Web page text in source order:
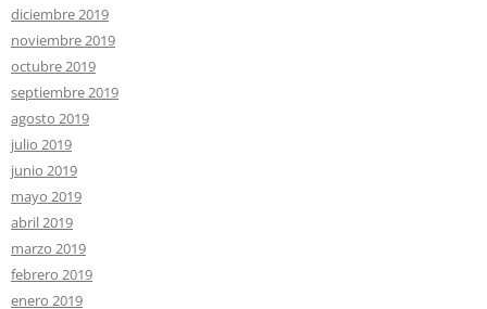
diciembre 2019
noviembre 2019
octubre 2019
septiembre 2019
agosto 2019
julio 2019
junio 2019
mayo 2019
abril 2019
marzo 2019
febrero 2019
enero 2019